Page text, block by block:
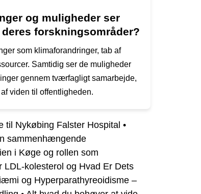
og muligheder ser
forskningsområder?
som klimaforandringer, tab af
Samtidig ser de muligheder
gennem tværfagligt samarbejde,
viden til offentligheden.
til Nykøbing Falster Hospital •
sammenhængende
i Køge og rollen som
LDL-kolesterol og Hvad Er Dets
og Hyperparathyreoidisme –